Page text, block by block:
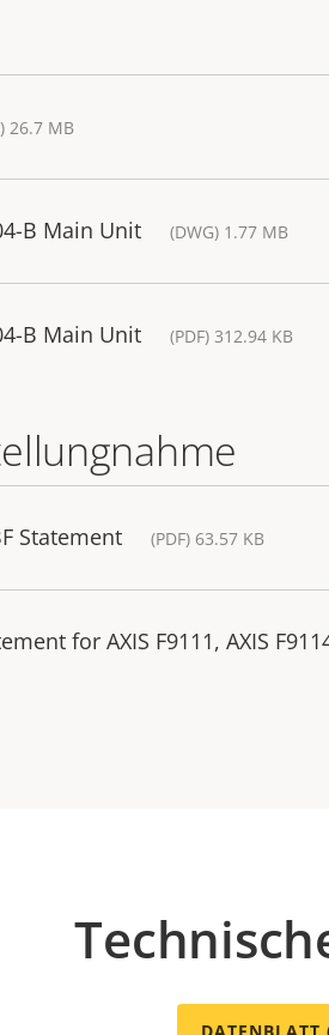
26.7 MB
B Main Unit (DWG) 1.77 MB
B Main Unit (PDF) 312.94 KB
Statement (PDF) 63.57 KB
for AXIS F9111, AXIS